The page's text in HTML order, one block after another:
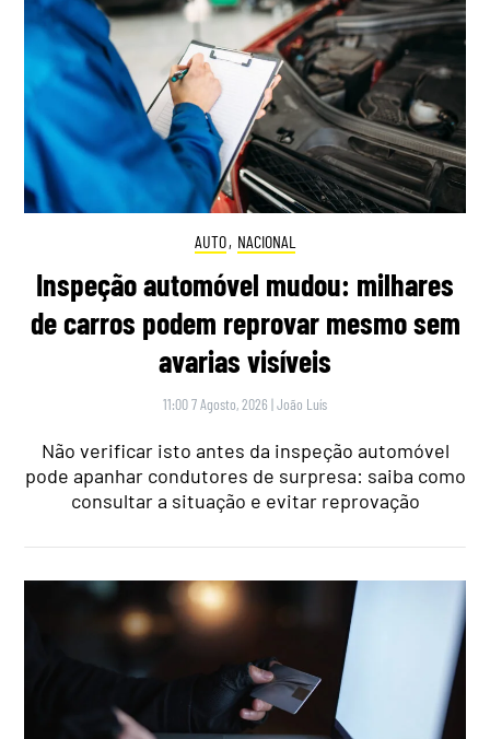
AUTO, NACIONAL
Inspeção automóvel mudou: milhares
de carros podem reprovar mesmo sem
avarias visíveis
11:00 7 Agosto, 2026 |João Luís
Não verificar isto antes da inspeção automóvel
pode apanhar condutores de surpresa: saiba como
consultar a situação e evitar reprovação